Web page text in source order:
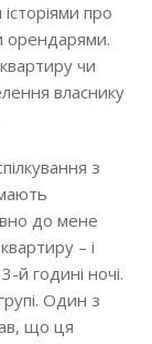
про
орендарями.
чи
власнику
з
до мене
– і
й годині ночі.
Один з
що ця